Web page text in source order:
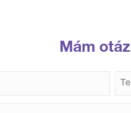
Mám